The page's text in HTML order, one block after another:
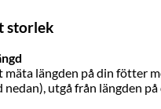
storlek
mäta längden på din fötter
nedan), utgå från längden